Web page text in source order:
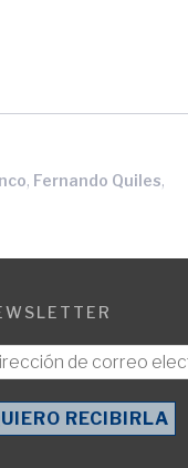
, Fernando Quiles,